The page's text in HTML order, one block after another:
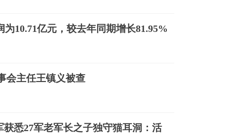
为10.71亿元，较去年同期增长81.95%
会主任王镇义被查
获悉27军老军长之子独守猫耳洞：活